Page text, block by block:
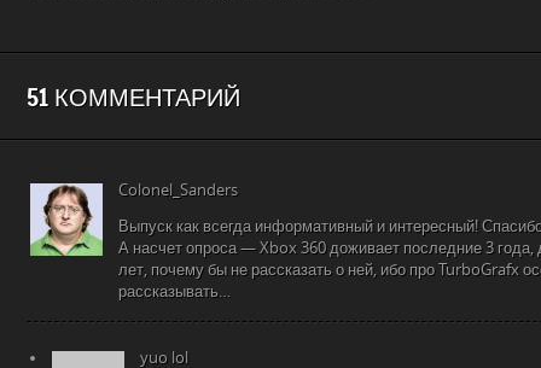
51 КОММЕНТАРИЙ
Colonel_Sanders
Выпуск как всегда информативный и интересный!
А насчет опроса — Xbox 360 доживает последние 3 года,
лет, почему бы не рассказать о ней, ибо про TurboGrafx
рассказывать…
yuo lol